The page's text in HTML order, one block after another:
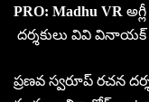
PRO: Madhu VR
దర్శకులు వివి వినాయక్
ప్రణవ స్వరూప్ రచన